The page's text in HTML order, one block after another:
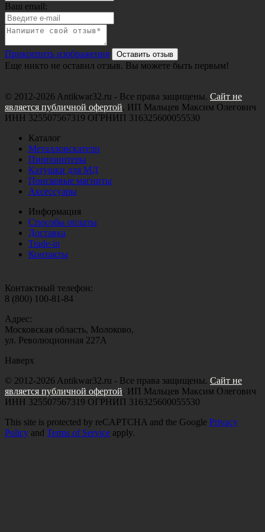
Ваш email:
Прикрепить изображения Оставить отзыв
Еще никто не оставил отзыв. Вы можете быть первым!
© 2012-2026 Antikwar32.ru - Все права защищены. Сайт не
является публичной офертой. ИП Мальцев Максим Олегович
ИНН 325507567319 ОГРНИП 316325600055530
Каталог
Металлоискатели
Пинпоинтеры
Катушки для МД
Поисковые магниты
Аксессуары
Информация
Способы оплаты
Доставка
Trade-in
Контакты
Контактный телефон:
8 (800) 100-81-84
Адрес:
Московская область, Молоково,
ул. Революционная 227А
Наверх
© 2012-2026 Antikwar32.ru - Все права защищены. Сайт не
является публичной офертой. ИП Мальцев Максим Олегович
ИНН 325507567319 ОГРНИП 316325600055530
This site is protected by reCAPTCHA and the Google Privacy
Policy and Terms of Service apply.